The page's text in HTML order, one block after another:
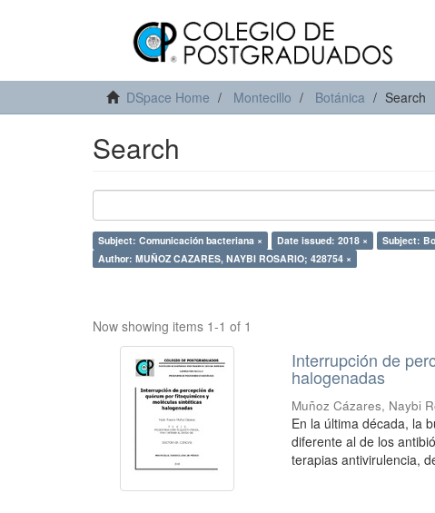
DSpace Home Montecillo Botánica Search
Search
Subject: Comunicación bacteriana × Date issued: 2018 × Subject:
Author: MUÑOZ CAZARES, NAYBI ROSARIO; 428754 ×
Now showing items 1-1 of 1
Interrupción de
halogenadas
Muñoz Cázares, Naybi
En la última década, la
diferente al de los
terapias antivirulencia,